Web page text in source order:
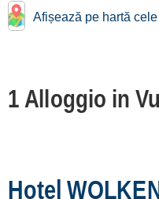
Afișează pe hartă
1 Alloggio in
Hotel
Alloggio vicino a
Poiana Brașov
Sânpetru